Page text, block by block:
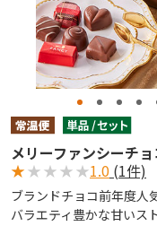
メリーファンシーチ
★★★★★1.0 (1件)
ブランドチョコ前年度人
バラエティ豊かな甘いス